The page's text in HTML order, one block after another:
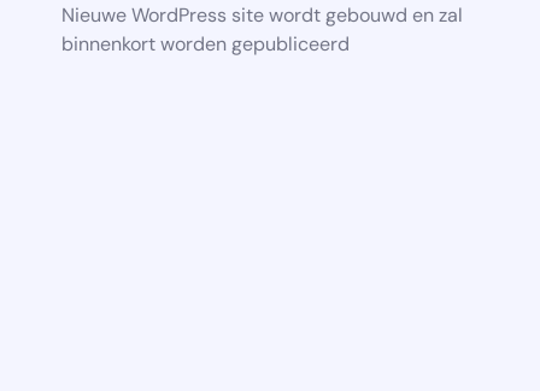
Nieuwe WordPress site wordt gebouwd en zal
binnenkort worden gepubliceerd